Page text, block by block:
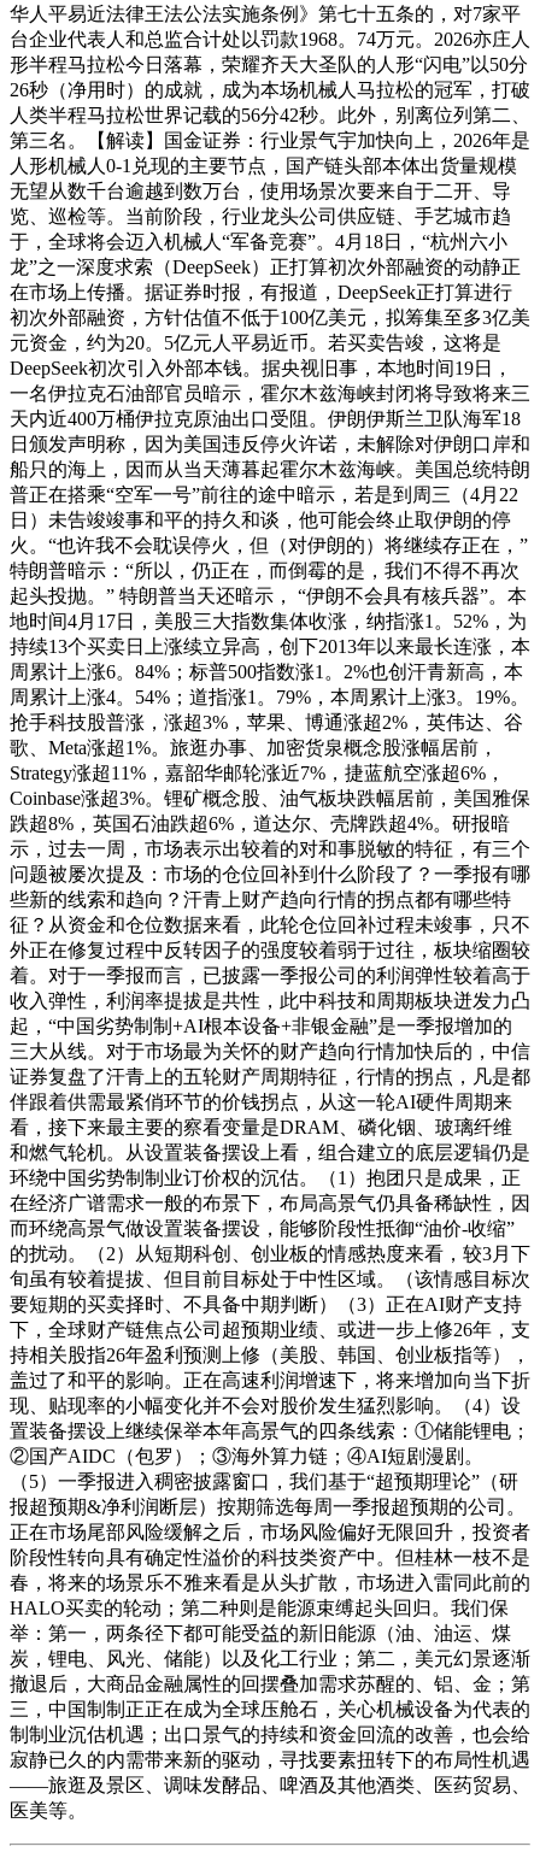
华人平易近法律王法公法实施条例》第七十五条的，对7家平
台企业代表人和总监合计处以罚款1968。74万元。2026亦庄人
形半程马拉松今日落幕，荣耀齐天大圣队的人形“闪电”以50分
26秒（净用时）的成就，成为本场机械人马拉松的冠军，打破
人类半程马拉松世界记载的56分42秒。此外，别离位列第二、
第三名。【解读】国金证券：行业景气宇加快向上，2026年是
人形机械人0-1兑现的主要节点，国产链头部本体出货量规模
无望从数千台逾越到数万台，使用场景次要来自于二开、导
览、巡检等。当前阶段，行业龙头公司供应链、手艺城市趋
于，全球将会迈入机械人“军备竞赛”。4月18日，“杭州六小
龙”之一深度求索（DeepSeek）正打算初次外部融资的动静正
在市场上传播。据证券时报，有报道，DeepSeek正打算进行
初次外部融资，方针估值不低于100亿美元，拟筹集至多3亿美
元资金，约为20。5亿元人平易近币。若买卖告竣，这将是
DeepSeek初次引入外部本钱。据央视旧事，本地时间19日，
一名伊拉克石油部官员暗示，霍尔木兹海峡封闭将导致将来三
天内近400万桶伊拉克原油出口受阻。伊朗伊斯兰卫队海军18
日颁发声明称，因为美国违反停火许诺，未解除对伊朗口岸和
船只的海上，因而从当天薄暮起霍尔木兹海峡。美国总统特朗
普正在搭乘“空军一号”前往的途中暗示，若是到周三（4月22
日）未告竣竣事和平的持久和谈，他可能会终止取伊朗的停
火。“也许我不会耽误停火，但（对伊朗的）将继续存正在，”
特朗普暗示：“所以，仍正在，而倒霉的是，我们不得不再次
起头投抛。” 特朗普当天还暗示， “伊朗不会具有核兵器”。本
地时间4月17日，美股三大指数集体收涨，纳指涨1。52%，为
持续13个买卖日上涨续立异高，创下2013年以来最长连涨，本
周累计上涨6。84%；标普500指数涨1。2%也创汗青新高，本
周累计上涨4。54%；道指涨1。79%，本周累计上涨3。19%。
抢手科技股普涨，涨超3%，苹果、博通涨超2%，英伟达、谷
歌、Meta涨超1%。旅逛办事、加密货泉概念股涨幅居前，
Strategy涨超11%，嘉韶华邮轮涨近7%，捷蓝航空涨超6%，
Coinbase涨超3%。锂矿概念股、油气板块跌幅居前，美国雅保
跌超8%，英国石油跌超6%，道达尔、壳牌跌超4%。研报暗
示，过去一周，市场表示出较着的对和事脱敏的特征，有三个
问题被屡次提及：市场的仓位回补到什么阶段了？一季报有哪
些新的线索和趋向？汗青上财产趋向行情的拐点都有哪些特
征？从资金和仓位数据来看，此轮仓位回补过程未竣事，只不
外正在修复过程中反转因子的强度较着弱于过往，板块缩圈较
着。对于一季报而言，已披露一季报公司的利润弹性较着高于
收入弹性，利润率提拔是共性，此中科技和周期板块迸发力凸
起，“中国劣势制制+AI根本设备+非银金融”是一季报增加的
三大从线。对于市场最为关怀的财产趋向行情加快后的，中信
证券复盘了汗青上的五轮财产周期特征，行情的拐点，凡是都
伴跟着供需最紧俏环节的价钱拐点，从这一轮AI硬件周期来
看，接下来最主要的察看变量是DRAM、磷化铟、玻璃纤维
和燃气轮机。从设置装备摆设上看，组合建立的底层逻辑仍是
环绕中国劣势制制业订价权的沉估。（1）抱团只是成果，正
在经济广谱需求一般的布景下，布局高景气仍具备稀缺性，因
而环绕高景气做设置装备摆设，能够阶段性抵御“油价-收缩”
的扰动。（2）从短期科创、创业板的情感热度来看，较3月下
旬虽有较着提拔、但目前目标处于中性区域。（该情感目标次
要短期的买卖择时、不具备中期判断）（3）正在AI财产支持
下，全球财产链焦点公司超预期业绩、或进一步上修26年，支
持相关股指26年盈利预测上修（美股、韩国、创业板指等），
盖过了和平的影响。正在高速利润增速下，将来增加向当下折
现、贴现率的小幅变化并不会对股价发生猛烈影响。（4）设
置装备摆设上继续保举本年高景气的四条线索：①储能锂电；
②国产AIDC（包罗）；③海外算力链；④AI短剧漫剧。
（5）一季报进入稠密披露窗口，我们基于“超预期理论”（研
报超预期&净利润断层）按期筛选每周一季报超预期的公司。
正在市场尾部风险缓解之后，市场风险偏好无限回升，投资者
阶段性转向具有确定性溢价的科技类资产中。但桂林一枝不是
春，将来的场景乐不雅来看是从头扩散，市场进入雷同此前的
HALO买卖的轮动；第二种则是能源束缚起头回归。我们保
举：第一，两条径下都可能受益的新旧能源（油、油运、煤
炭，锂电、风光、储能）以及化工行业；第二，美元幻景逐渐
撤退后，大商品金融属性的回摆叠加需求苏醒的、铝、金；第
三，中国制制正正在成为全球压舱石，关心机械设备为代表的
制制业沉估机遇；出口景气的持续和资金回流的改善，也会给
寂静已久的内需带来新的驱动，寻找要素扭转下的布局性机遇
——旅逛及景区、调味发酵品、啤酒及其他酒类、医药贸易、
医美等。